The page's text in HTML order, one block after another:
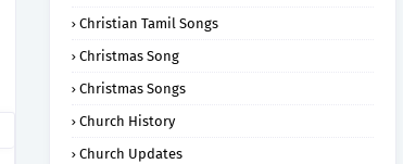
Christian Tamil Songs
Christmas Song
Christmas Songs
Church History
Church Updates